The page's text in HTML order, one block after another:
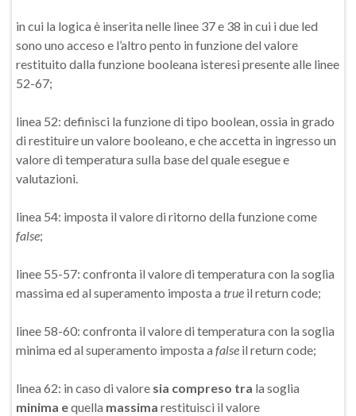
in cui la logica è inserita nelle linee 37 e 38 in cui i due led
sono uno acceso e l’altro pento in funzione del valore
restituito dalla funzione booleana isteresi presente alle linee
52-67;
linea 52: definisci la funzione di tipo boolean, ossia in grado
di restituire un valore booleano, e che accetta in ingresso un
valore di temperatura sulla base del quale esegue e
valutazioni.
linea 54: imposta il valore di ritorno della funzione come
false;
linee 55-57: confronta il valore di temperatura con la soglia
massima ed al superamento imposta a true il return code;
linee 58-60: confronta il valore di temperatura con la soglia
minima ed al superamento imposta a false il return code;
linea 62: in caso di valore sia compreso tra la soglia
minima equella massima restituisci il valore